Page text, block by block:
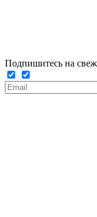
Подпишитесь на